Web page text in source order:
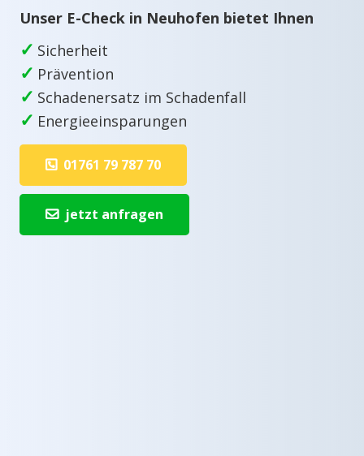
Unser E-Check in Neuhofen bietet Ihnen
✓ Sicherheit
✓ Prävention
✓ Schadenersatz im Schadenfall
✓ Energieeinsparungen
01761 79 787 70
jetzt anfragen